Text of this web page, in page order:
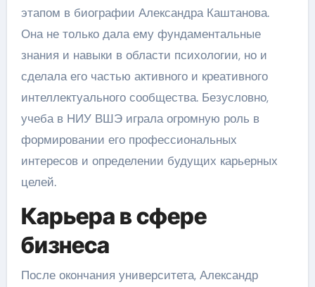
этапом в биографии Александра Каштанова.
Она не только дала ему фундаментальные
знания и навыки в области психологии, но и
сделала его частью активного и креативного
интеллектуального сообщества. Безусловно,
учеба в НИУ ВШЭ играла огромную роль в
формировании его профессиональных
интересов и определении будущих карьерных
целей.
Карьера в сфере
бизнеса
После окончания университета, Александр